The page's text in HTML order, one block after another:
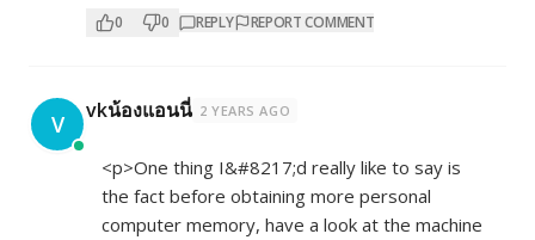
0 0 REPLY REPORT COMMENT
V vkน้องแอนนี่ 2 YEARS AGO
<p>One thing I&#8217;d really like to say is
the fact before obtaining more personal
computer memory, have a look at the machine